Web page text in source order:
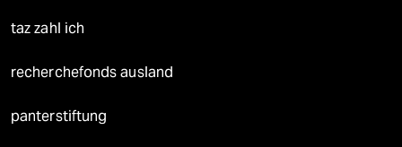
taz zahl ich
recherchefonds ausland
panterstiftung